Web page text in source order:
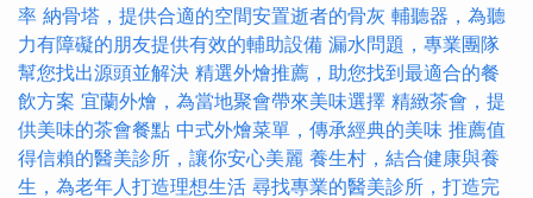
率 納骨塔，提供合適的空間安置逝者的骨灰 輔聽器，為聽
力有障礙的朋友提供有效的輔助設備 漏水問題，專業團隊
幫您找出源頭並解決 精選外燴推薦，助您找到最適合的餐
飲方案 宜蘭外燴，為當地聚會帶來美味選擇 精緻茶會，提
供美味的茶會餐點 中式外燴菜單，傳承經典的美味 推薦值
得信賴的醫美診所，讓你安心美麗 養生村，結合健康與養
生，為老年人打造理想生活 尋找專業的醫美診所，打造完